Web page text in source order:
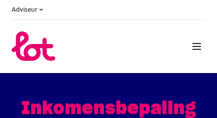
Adviseur
Inkomensbepaling